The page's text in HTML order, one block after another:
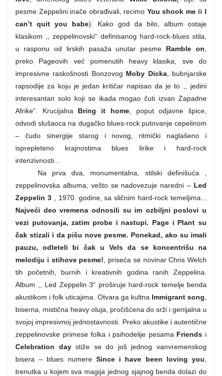
pesme Zeppelini inače obrađivali, recimo You shook meili I
can’t quit you babe). Kako god da bilo, album ostaje
klasikom ,, zeppelinovski“ definisanog hard-rock-blues stila,
u rasponu od lirskih pasaža unutar pesme Ramble on
preko Pageovih već pomenutih heavy klasika, sve do
impresivne raskošnosti Bonzovog Moby Dicka, bubnjarske
rapsodije za koju je jedan kritičar napisao da je to ,, jedini
interesantan solo koji se ikada mogao čuti izvan Zapadne
Afrike“. Krucijalna Bring it home, poput odjavne špice,
odvodi slušaoca na dugačko blues-rock putovanje cepelinom
– čudo sinergije starog i novog, ritmički naglašeno i
isprepleteno krajnostima blues lirike i hard-rock
intenzivnosti...
Na prva dva, monumentalna, stilski definišuća ,
zeppelinovska albuma, vešto se nadovezuje naredni – Led
Zeppelin 3, 1970. godine, sa sličnim hard-rock temeljima...
Najveći deo vremena odnosili su im ozbiljni poslovi u
vezi putovanja, zatim probe i nastupi. Page i Plant su
čak stizali i da pišu nove pesme. Ponekad, ako su imali
pauzu, odleteli bi čak u Vels da se koncentrišu na
melodiju i stihove pesme! , priseća se novinar Chris Welch
tih početnih, burnih i kreativnih godina ranih Zeppelina.
Album ,, Led Zeppelin 3“ proširuje hard-rock temelje benda
akustikom i folk uticajima. Otvara ga kultna Immigrant song
biserna, mistična heavy oluja, pročišćena do srži i genijalna u
svojoj impresivnoj jednostavnosti. Preko akustike i autentične
zeppelinovske primese folka i psihodelije pesama Friends i
Celebration daystiže se do još jednog vanvremenskog
bisera – blues numere Since i have been loving you
trenutka u kojem sva magija jednog sjajnog benda dolazi do